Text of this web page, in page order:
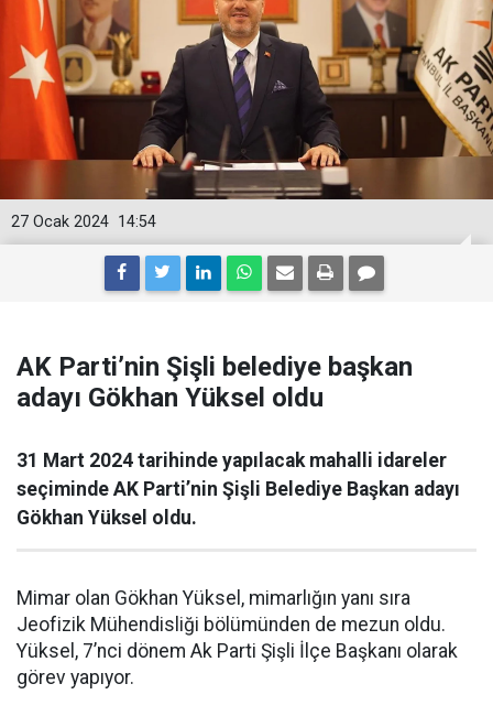
14:54
27 Ocak 2024
AK Parti’nin Şişli belediye başkan
adayı Gökhan Yüksel oldu
31 Mart 2024 tarihinde yapılacak mahalli idareler
seçiminde AK Parti’nin Şişli Belediye Başkan adayı
Gökhan Yüksel oldu.
Mimar olan Gökhan Yüksel, mimarlığın yanı sıra
Jeofizik Mühendisliği bölümünden de mezun oldu.
Yüksel, 7’nci dönem Ak Parti Şişli İlçe Başkanı olarak
görev yapıyor.